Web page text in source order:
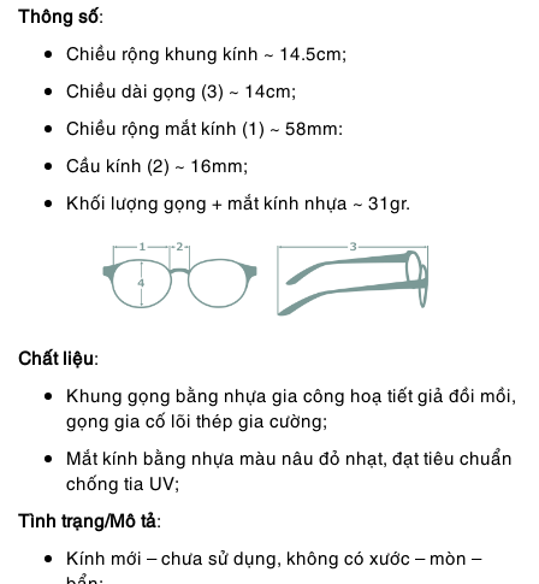
417,000 ₫.
Thông số:
Chiều rộng khung kính ~ 14.5cm;
Chiều dài gọng (3) ~ 14cm;
Chiều rộng mắt kính (1) ~ 58mm:
Cầu kính (2) ~ 16mm;
Khối lượng gọng + mắt kính nhựa ~ 31gr.
Chất liệu:
Khung gọng bằng nhựa gia công hoạ tiết giả đồi mồi,
gọng gia cố lõi thép gia cường;
Mắt kính bằng nhựa màu nâu đỏ nhạt, đạt tiêu chuẩn
chống tia UV;
Tình trạng/Mô tả:
Kính mới – chưa sử dụng, không có xước – mòn –